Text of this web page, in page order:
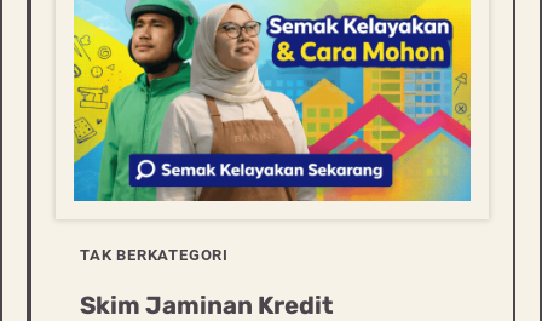
TAK BERKATEGORI
Skim Jaminan Kredit